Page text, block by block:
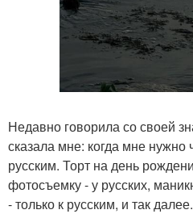
Недавно говорила со своей
сказала мне: когда мне нужно
русским. Торт на день
фотосъемку - у русских,
- только к русским, и так далее.